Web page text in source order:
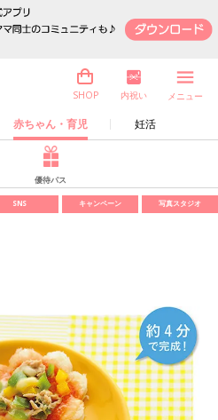
赤ちゃん・育児 妊活
SHOP 内祝い メニュー
優待パス
SNS キャンペーン 写真スタジオ